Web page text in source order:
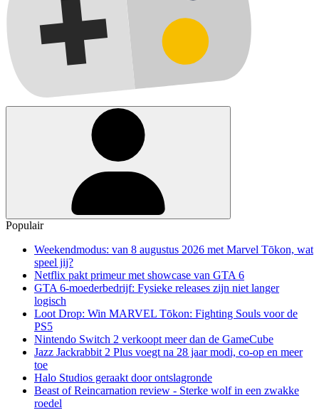
Populair
Weekendmodus: van 8 augustus 2026 met Marvel Tōkon, wat
speel jij?
Netflix pakt primeur met showcase van GTA 6
GTA 6-moederbedrijf: Fysieke releases zijn niet langer
logisch
Loot Drop: Win MARVEL Tōkon: Fighting Souls voor de
PS5
Nintendo Switch 2 verkoopt meer dan de GameCube
Jazz Jackrabbit 2 Plus voegt na 28 jaar modi, co-op en meer
toe
Halo Studios geraakt door ontslagronde
Beast of Reincarnation review - Sterke wolf in een zwakke
roedel